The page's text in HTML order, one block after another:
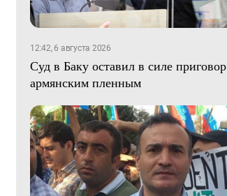
12:42, 6 августа 2026
Суд в Баку оставил в силе приговор
армянским пленным